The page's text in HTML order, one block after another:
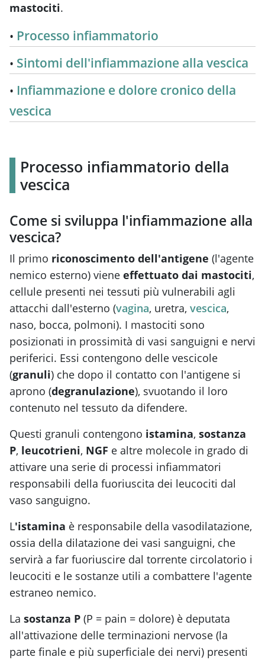
mastociti.
Processo infiammatorio
Sintomi dell'infiammazione alla vescica
Infiammazione e dolore cronico della
vescica
Processo infiammatorio della
vescica
Come si sviluppa l'infiammazione alla
vescica?
Il primo riconoscimento dell'antigene (l'agente
nemico esterno) viene effettuato dai mastociti,
cellule presenti nei tessuti più vulnerabili agli
attacchi dall'esterno (vagina, uretra, vescica,
naso, bocca, polmoni). I mastociti sono
posizionati in prossimità di vasi sanguigni e nervi
periferici. Essi contengono delle vescicole
(granuli) che dopo il contatto con l'antigene si
aprono (degranulazione), svuotando il loro
contenuto nel tessuto da difendere.
Questi granuli contengono istamina, sostanza
P, leucotrieni, NGF e altre molecole in grado di
attivare una serie di processi infiammatori
responsabili della fuoriuscita dei leucociti dal
vaso sanguigno.
L'istamina è responsabile della vasodilatazione,
ossia della dilatazione dei vasi sanguigni, che
servirà a far fuoriuscire dal torrente circolatorio i
leucociti e le sostanze utili a combattere l'agente
estraneo nemico.
La sostanza P (P = pain = dolore) è deputata
all'attivazione delle terminazioni nervose (la
parte finale e più superficiale dei nervi) presenti